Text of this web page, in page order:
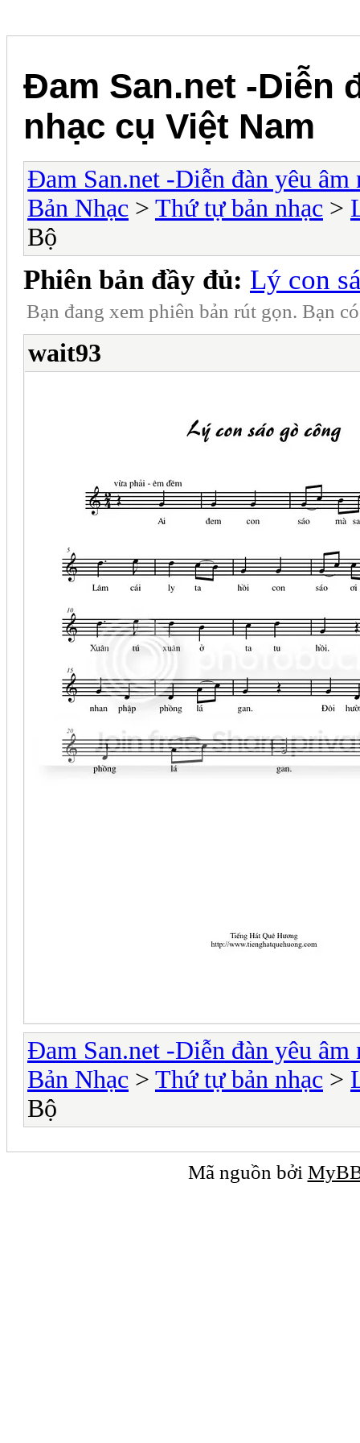
Đam San.net -Diễn
nhạc cụ Việt Nam
Đam San.net -Diễn đàn yêu âm
Bản Nhạc > Thứ tự bản nhạc >
Bộ
Phiên bản đầy đủ: Lý con
Bạn đang xem phiên bản rút gọn. Bạn
wait93
Đam San.net -Diễn đàn yêu âm
Bản Nhạc > Thứ tự bản nhạc >
Bộ
Mã nguồn bởi